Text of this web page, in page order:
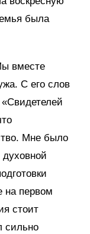
была
вместе
С его слов
Мне было
на первом
стоит
сильно